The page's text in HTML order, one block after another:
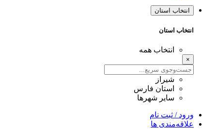
انتخاب استان
انتخاب استان
انتخاب همه
×
شیراز
استان فارس
سایر شهرها
ورود / ثبت نام
علاقه‌مندی ها